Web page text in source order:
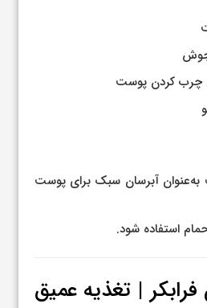
جوش
چرب کردن پوست
به‌عنوان آبرسان سبک برای پوست
استفاده شود.
فرابکر | تغذیه عمیق